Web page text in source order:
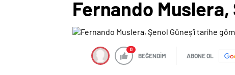
Fernando
0
BEĞENDİM ABONE OL